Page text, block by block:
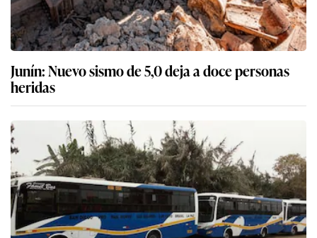
Junín: Nuevo sismo de 5,0 deja a doce personas
heridas